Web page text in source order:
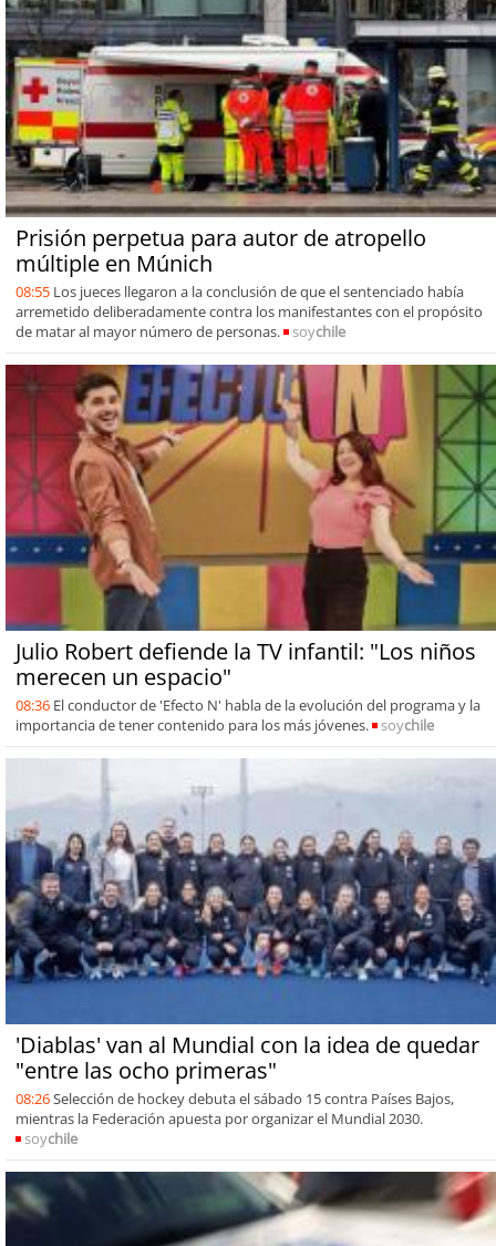
Prisión perpetua para autor de atropello
múltiple en Múnich
08:55 Los jueces llegaron a la conclusión de que el sentenciado había
arremetido deliberadamente contra los manifestantes con el propósito
de matar al mayor número de personas.
soychile
Julio Robert defiende la TV infantil: "Los niños
merecen un espacio"
08:36 El conductor de 'Efecto N' habla de la evolución del programa y la
importancia de tener contenido para los más jóvenes.
soychile
'Diablas' van al Mundial con la idea de quedar
"entre las ocho primeras"
08:26Selección de hockey debuta el sábado 15 contra Países Bajos,
mientras la Federación apuesta por organizar el Mundial 2030.
soychile